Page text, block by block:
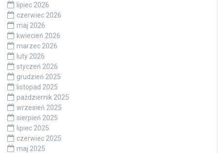
lipiec 2026
czerwiec 2026
maj 2026
kwiecień 2026
marzec 2026
luty 2026
styczeń 2026
grudzień 2025
listopad 2025
październik 2025
wrzesień 2025
sierpień 2025
lipiec 2025
czerwiec 2025
maj 2025